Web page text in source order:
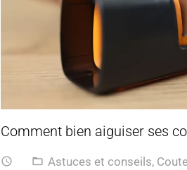
Comment bien aiguiser ses
access_time folder_open Astuces et conseils,